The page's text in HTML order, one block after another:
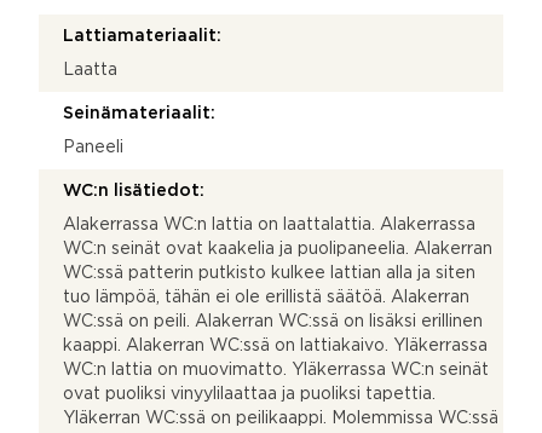
Lattiamateriaalit:
Laatta
Seinämateriaalit:
Paneeli
WC:n lisätiedot:
Alakerrassa WC:n lattia on laattalattia. Alakerrassa
WC:n seinät ovat kaakelia ja puolipaneelia. Alakerran
WC:ssä patterin putkisto kulkee lattian alla ja siten
tuo lämpöä, tähän ei ole erillistä säätöä. Alakerran
WC:ssä on peili. Alakerran WC:ssä on lisäksi erillinen
kaappi. Alakerran WC:ssä on lattiakaivo. Yläkerrassa
WC:n lattia on muovimatto. Yläkerrassa WC:n seinät
ovat puoliksi vinyylilaattaa ja puoliksi tapettia.
Yläkerran WC:ssä on peilikaappi. Molemmissa WC:ssä